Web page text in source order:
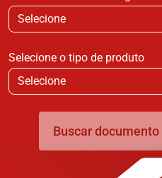
Selecione
Selecione o tipo de produto
Selecione
Buscar documento